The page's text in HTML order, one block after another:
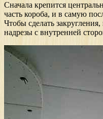
Сначала крепится
часть короба, и в самую
Чтобы сделать
надрезы с внутренней